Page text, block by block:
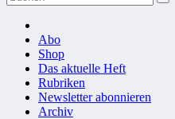
Abo
Shop
Das aktuelle Heft
Rubriken
Newsletter abonnieren
Archiv